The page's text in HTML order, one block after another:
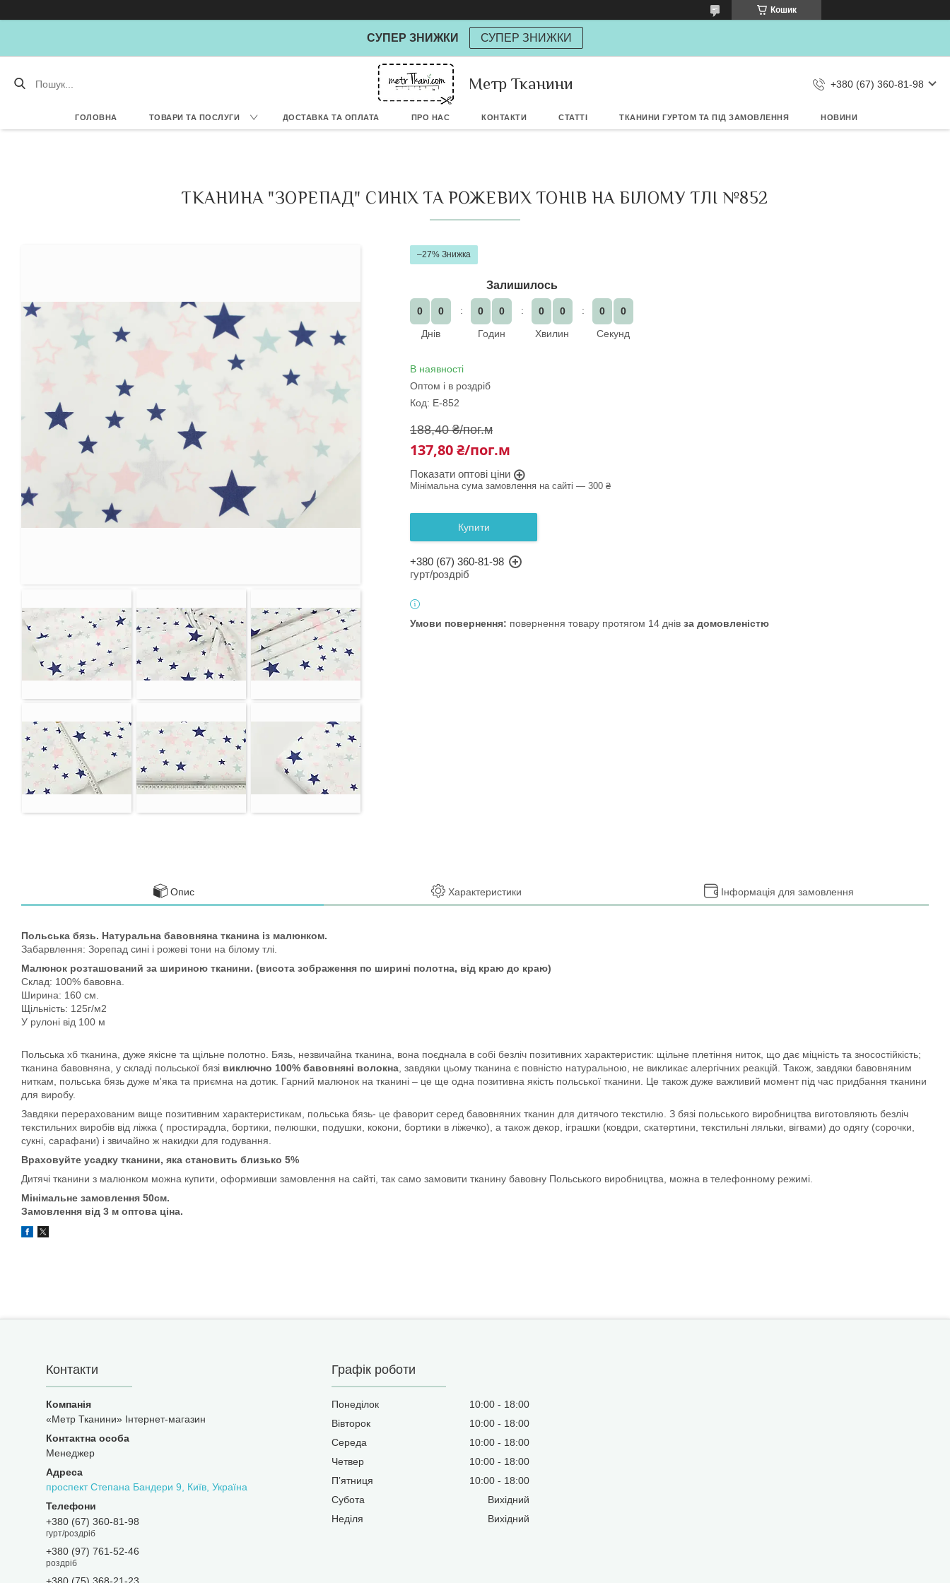
Дозвольте сайту metrtkani.com
Дозволити
×
Кошик
СУПЕР ЗНИЖКИ СУПЕР ЗНИЖКИ
Метр Тканини +380 (67) 360-81-98
ГОЛОВНА ТОВАРИ ТА ПОСЛУГИ ДОСТАВКА ТА ОПЛАТА ПРО НАС КОНТАКТИ СТАТТІ ТКАНИНИ ГУРТОМ ТА ПІД ЗАМОВЛЕННЯ НОВИНИ
ТКАНИНА "ЗОРЕПАД" СИНІХ ТА РОЖЕВИХ ТОНІВ НА БІЛОМУ ТЛІ №852
–27%
Залишилось
0
0
Днів
0
0
Годин
0
0
Хвилин
0
0
Секунд
В наявності
Оптом і в роздріб
Код: Е-852
188,40 ₴/пог.м
137,80 ₴/пог.м
Показати оптові ціни
Мінімальна сума замовлення на сайті — 300 ₴
Купити
+380 (67) 360-81-98
гурт/роздріб
повернення товару протягом 14 днів за домовленістю
Опис Характеристики Інформація для замовлення
Польська бязь. Натуральна бавовняна тканина із малюнком.
Забарвлення: Зорепад сині і рожеві тони на білому тлі.
Малюнок розташований за шириною тканини. (висота зображення по ширині полотна, від краю до краю)
Склад: 100% бавовна.
Ширина: 160 см.
Щільність: 125г/м2
У рулоні від 100 м
Польська хб тканина, дуже якісне та щільне полотно. Бязь, незвичайна тканина, вона поєднала в собі безліч позитивних характеристик: щільне плетіння ниток, що дає міцність та зносостійкість;
тканина бавовняна, у складі польської бязі виключно 100% бавовняні волокна , завдяки цьому тканина є повністю натуральною, не викликає алергічних реакцій. Також, завдяки бавовняним
ниткам, польська бязь дуже м'яка та приємна на дотик. Гарний малюнок на тканині – це ще одна позитивна якість польської тканини. Це також дуже важливий момент під час придбання тканини
для виробу.
Завдяки перерахованим вище позитивним характеристикам, польська бязь- це фаворит серед бавовняних тканин для дитячого текстилю. З бязі польського виробництва виготовляють безліч
текстильних виробів від ліжка ( простирадла, бортики, пелюшки, подушки, кокони, бортики в ліжечко), а також декор, іграшки (ковдри, скатертини, текстильні ляльки, вігвами) до одягу (сорочки,
сукні, сарафани) і звичайно ж накидки для годування.
Враховуйте усадку тканини, яка становить близько 5%
Дитячі тканини з малюнком можна купити, оформивши замовлення на сайті, так само замовити тканину бавовну Польського виробництва, можна в телефонному режимі.
Мінімальне замовлення 50см.
Замовлення від 3 м оптова ціна.
Контакти
«Метр Тканини» Інтернет-магазин
Менеджер
проспект Степана Бандери 9, Київ, Україна
+380 (67) 360-81-98
гурт/роздріб
+380 (97) 761-52-46
роздріб
+380 (75) 368-21-23
Графік роботи
Понеділок 10:00
18:00
Вівторок
10:00
18:00
Середа
10:00
18:00
Четвер
10:00
18:00
Пʼятниця
10:00
18:00
Субота
Вихідний
Неділя
Вихідний